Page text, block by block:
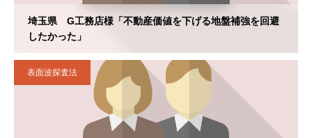
埼玉県 G工務店様「不動産価値を下げる地盤補強を回避
したかった」
表面波探査法